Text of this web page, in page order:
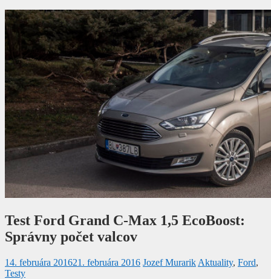
Test Ford Grand C-Max 1,5 EcoBoost:
Správny počet valcov
14. februára 201621. februára 2016 Jozef Murarik Aktuality, Ford,
Testy